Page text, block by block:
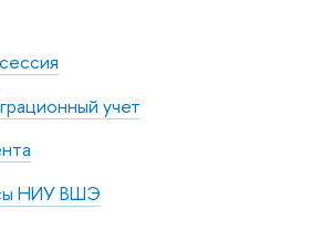
учет
НИУ ВШЭ